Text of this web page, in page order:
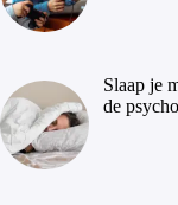
Slaap je
de